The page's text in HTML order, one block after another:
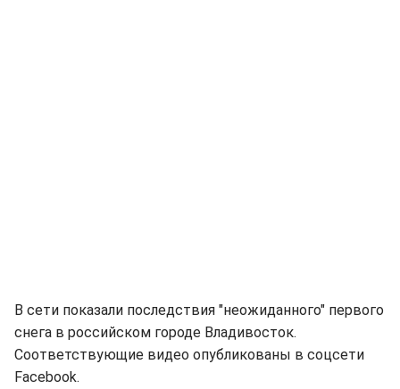
В сети показали последствия "неожиданного" первого
снега в российском городе Владивосток.
Соответствующие видео опубликованы в соцсети
Facebook.